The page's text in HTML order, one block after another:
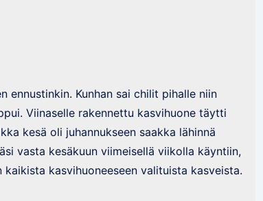
ennustinkin. Kunhan sai chilit pihalle niin
Viinaselle rakennettu kasvihuone täytti
kesä oli juhannukseen saakka lähinnä
vasta kesäkuun viimeisellä viikolla käyntiin,
kaikista kasvihuoneeseen valituista kasveista.